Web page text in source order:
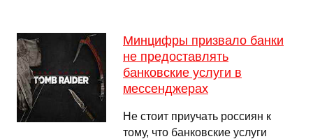
Минцифры призвало банки
не предоставлять
банковские услуги в
мессенджерах
Не стоит приучать россиян к
тому, что банковские услуги